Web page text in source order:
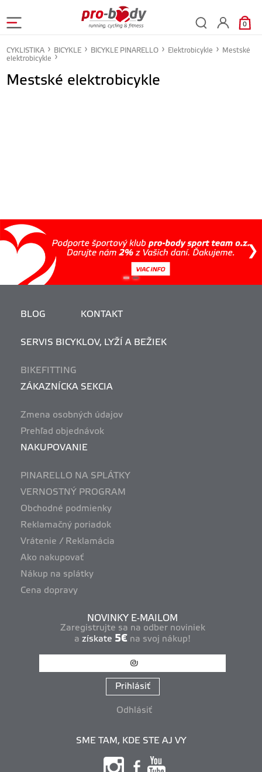
0
CYKLISTIKA BICYKLE BICYKLE PINARELLO Elektrobicykle
Mestské
elektrobicykle
Mestské elektrobicykle
BLOG KONTAKT
SERVIS BICYKLOV, LYŽÍ A BEŽIEK
BIKEFITTING
ZÁKAZNÍCKA SEKCIA
Zmena osobných údajov
Prehľad objednávok
NAKUPOVANIE
PINARELLO NA SPLÁTKY
VERNOSTNÝ PROGRAM
Obchodné podmienky
Reklamačný poriadok
Vrátenie / Reklamácia
Ako nakupovať
Nákup na splátky
Cena dopravy
NOVINKY E-MAILOM
Zaregistrujte sa na odber noviniek
a získate 5€ na svoj nákup!
Prihlásiť
Odhlásiť
SME TAM, KDE STE AJ VY